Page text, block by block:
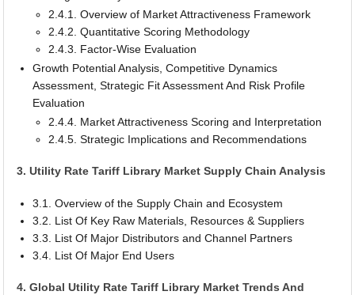
2.4.1. Overview of Market Attractiveness Framework
2.4.2. Quantitative Scoring Methodology
2.4.3. Factor-Wise Evaluation
Growth Potential Analysis, Competitive Dynamics
Assessment, Strategic Fit Assessment And Risk Profile
Evaluation
2.4.4. Market Attractiveness Scoring and Interpretation
2.4.5. Strategic Implications and Recommendations
3. Utility Rate Tariff Library Market Supply Chain Analysis
3.1. Overview of the Supply Chain and Ecosystem
3.2. List Of Key Raw Materials, Resources & Suppliers
3.3. List Of Major Distributors and Channel Partners
3.4. List Of Major End Users
4. Global Utility Rate Tariff Library Market Trends And